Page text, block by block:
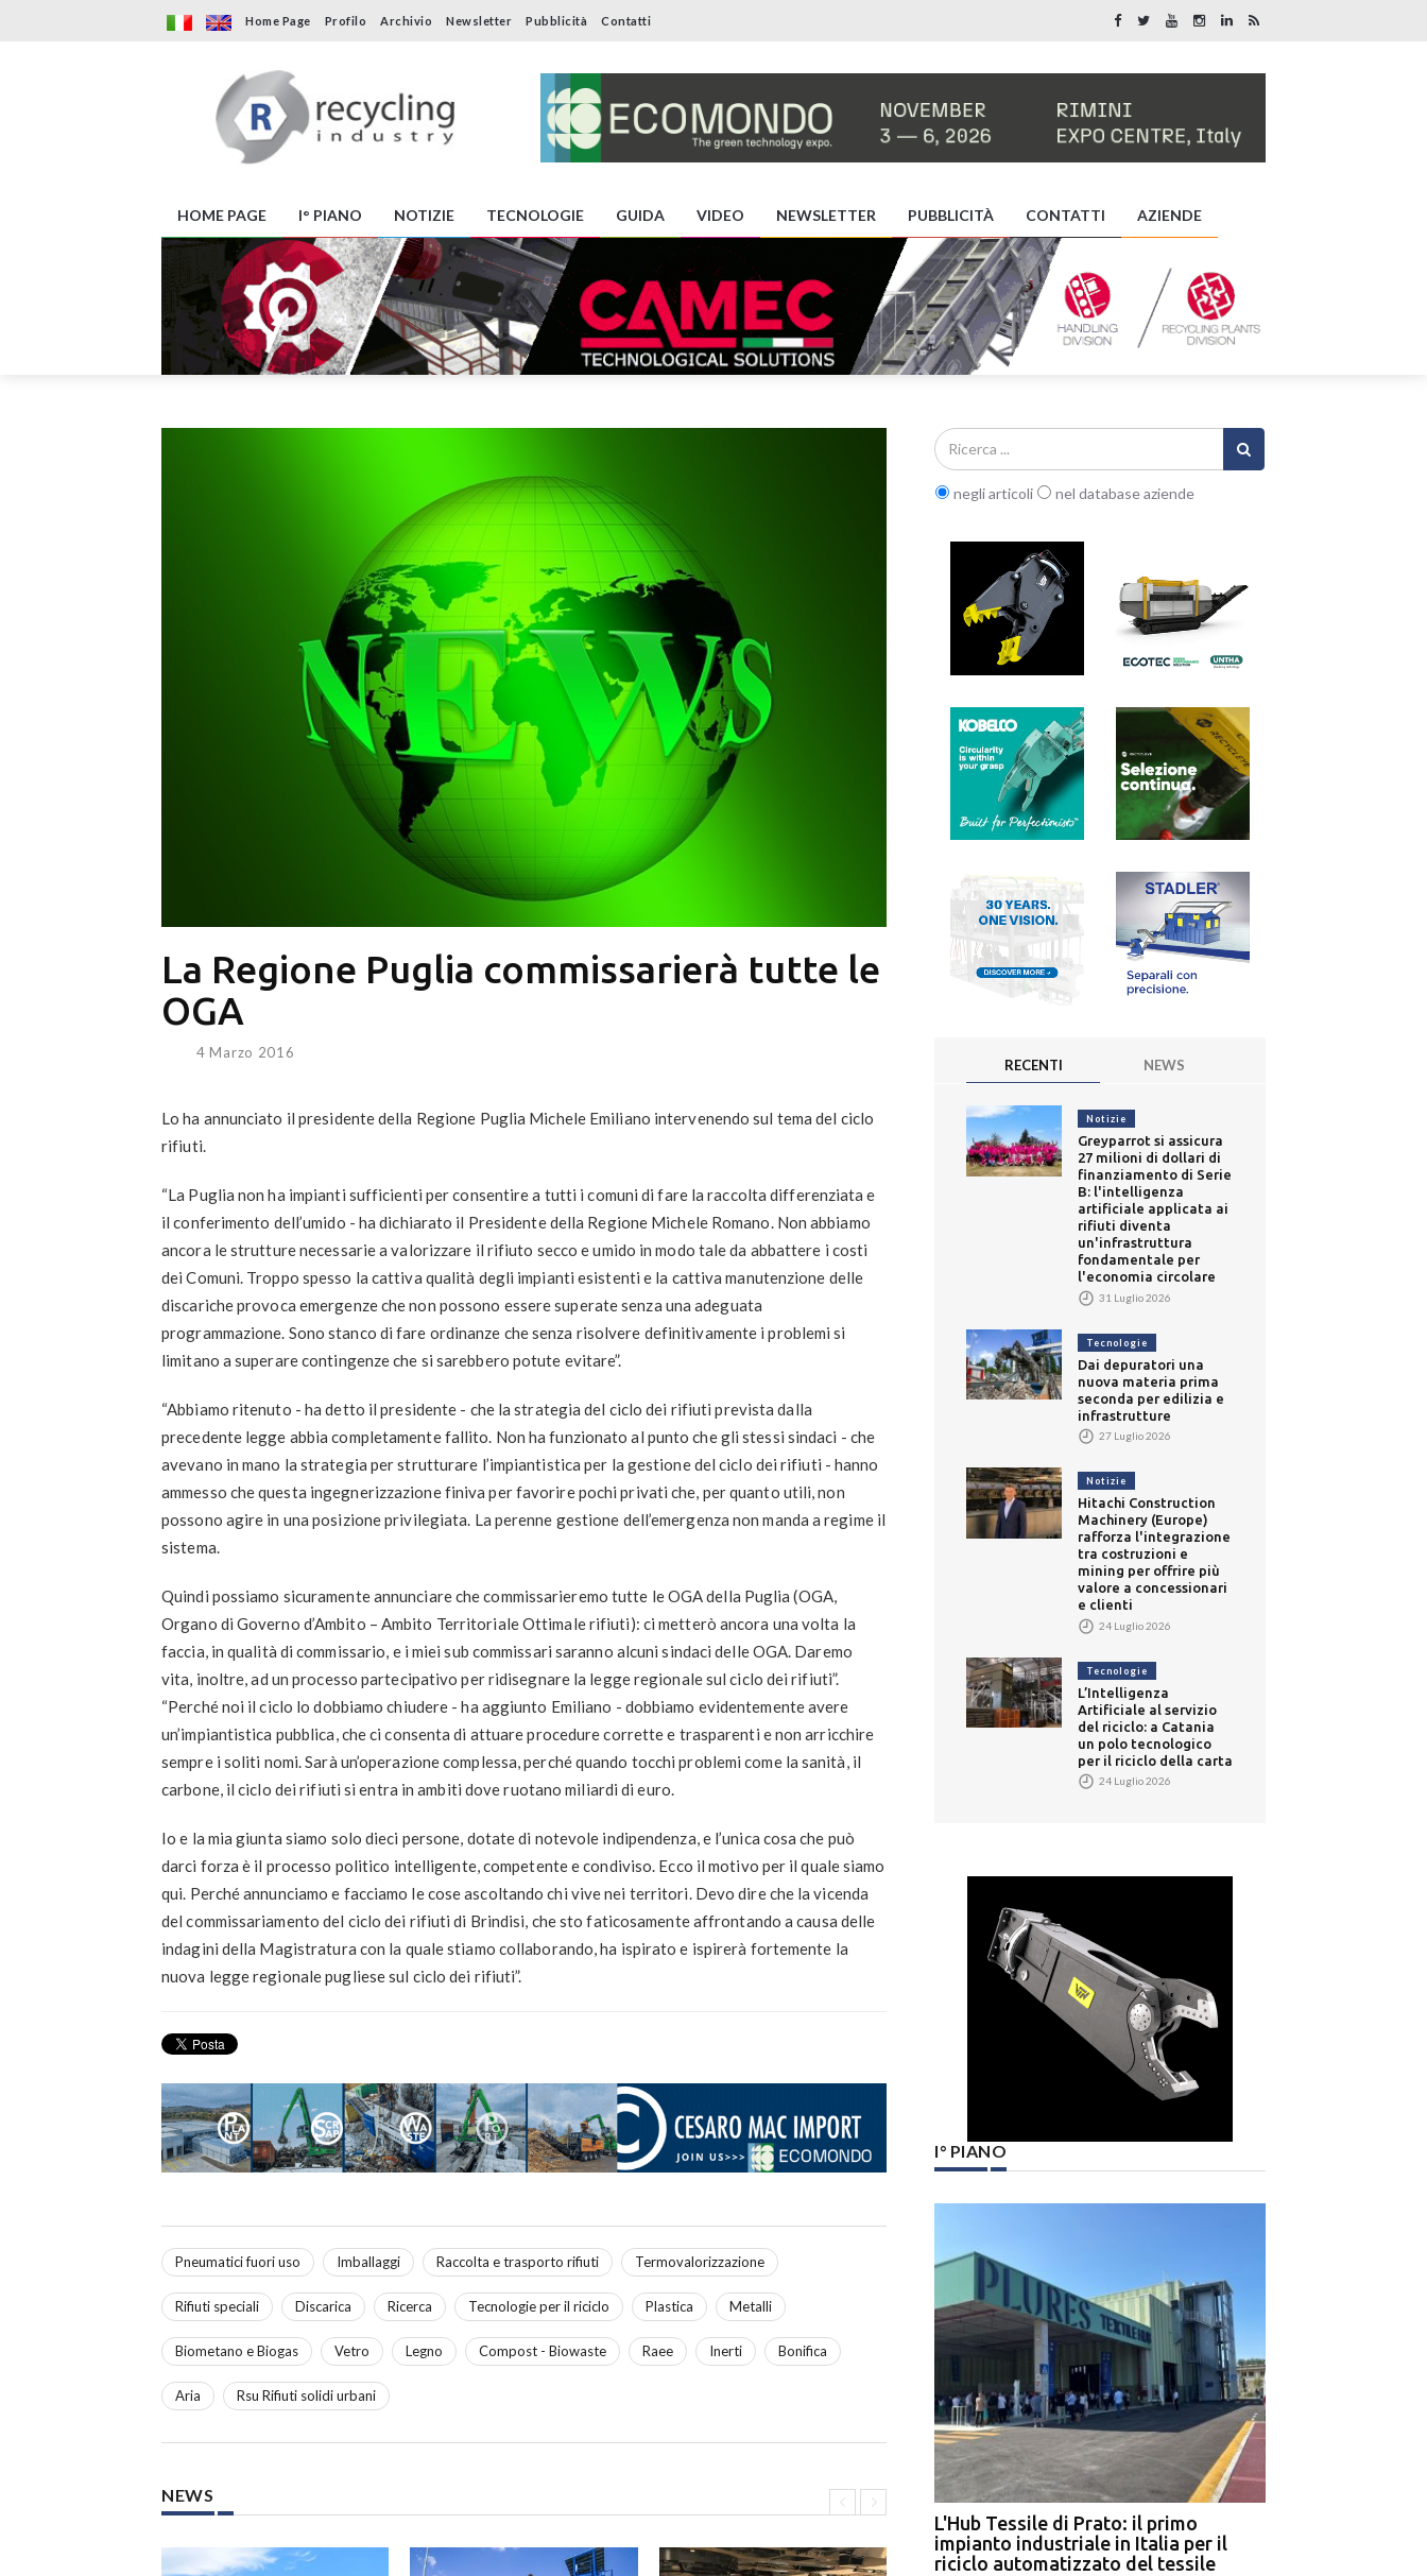
Home Page Profilo Archivio Newsletter Pubblicità Contatti
HOME PAGE I° PIANO NOTIZIE TECNOLOGIE GUIDA VIDEO NEWSLETTER PUBBLICITÀ CONTATTI AZIENDE
La Regione Puglia commissarierà tutte le
OGA
4 Marzo 2016
Lo ha annunciato il presidente della Regione Puglia Michele Emiliano intervenendo sul tema del ciclo
rifiuti.
“La Puglia non ha impianti sufficienti per consentire a tutti i comuni di fare la raccolta differenziata e
il conferimento dell’umido - ha dichiarato il Presidente della Regione Michele Romano. Non abbiamo
ancora le strutture necessarie a valorizzare il rifiuto secco e umido in modo tale da abbattere i costi
dei Comuni. Troppo spesso la cattiva qualità degli impianti esistenti e la cattiva manutenzione delle
discariche provoca emergenze che non possono essere superate senza una adeguata
programmazione. Sono stanco di fare ordinanze che senza risolvere definitivamente i problemi si
limitano a superare contingenze che si sarebbero potute evitare”.
“Abbiamo ritenuto - ha detto il presidente - che la strategia del ciclo dei rifiuti prevista dalla
precedente legge abbia completamente fallito. Non ha funzionato al punto che gli stessi sindaci - che
avevano in mano la strategia per strutturare l’impiantistica per la gestione del ciclo dei rifiuti - hanno
ammesso che questa ingegnerizzazione finiva per favorire pochi privati che, per quanto utili, non
possono agire in una posizione privilegiata. La perenne gestione dell’emergenza non manda a regime il
sistema.
Quindi possiamo sicuramente annunciare che commissarieremo tutte le OGA della Puglia (OGA,
Organo di Governo d’Ambito – Ambito Territoriale Ottimale rifiuti): ci metterò ancora una volta la
faccia, in qualità di commissario, e i miei sub commissari saranno alcuni sindaci delle OGA. Daremo
vita, inoltre, ad un processo partecipativo per ridisegnare la legge regionale sul ciclo dei rifiuti”.
“Perché noi il ciclo lo dobbiamo chiudere - ha aggiunto Emiliano - dobbiamo evidentemente avere
un’impiantistica pubblica, che ci consenta di attuare procedure corrette e trasparenti e non arricchire
sempre i soliti nomi. Sarà un’operazione complessa, perché quando tocchi problemi come la sanità, il
carbone, il ciclo dei rifiuti si entra in ambiti dove ruotano miliardi di euro.
Io e la mia giunta siamo solo dieci persone, dotate di notevole indipendenza, e l’unica cosa che può
darci forza è il processo politico intelligente, competente e condiviso. Ecco il motivo per il quale siamo
qui. Perché annunciamo e facciamo le cose ascoltando chi vive nei territori. Devo dire che la vicenda
del commissariamento del ciclo dei rifiuti di Brindisi, che sto faticosamente affrontando a causa delle
indagini della Magistratura con la quale stiamo collaborando, ha ispirato e ispirerà fortemente la
nuova legge regionale pugliese sul ciclo dei rifiuti”.
Pneumatici fuori uso Imballaggi Raccolta e trasporto rifiuti Termovalorizzazione
Rifiuti speciali Discarica Ricerca Tecnologie per il riciclo Plastica Metalli
Biometano e Biogas Vetro Legno Compost - Biowaste Raee Inerti Bonifica
Aria Rsu Rifiuti solidi urbani
NEWS
negli articoli nel database aziende
RECENTI NEWS
Notizie
Greyparrot si assicura
27 milioni di dollari di
finanziamento di Serie
B: l'intelligenza
artificiale applicata ai
rifiuti diventa
un'infrastruttura
fondamentale per
l'economia circolare
31 Luglio 2026
Tecnologie
Dai depuratori una
nuova materia prima
seconda per edilizia e
infrastrutture
27 Luglio 2026
Notizie
Hitachi Construction
Machinery (Europe)
rafforza l'integrazione
tra costruzioni e
mining per offrire più
valore a concessionari
e clienti
24 Luglio 2026
Tecnologie
L’Intelligenza
Artificiale al servizio
del riciclo: a Catania
un polo tecnologico
per il riciclo della carta
24 Luglio 2026
I° PIANO
L'Hub Tessile di Prato: il primo
impianto industriale in Italia per il
riciclo automatizzato del tessile